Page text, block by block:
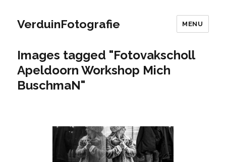
VerduinFotografie MENU
Images tagged "Fotovakscholl
Apeldoorn Workshop Mich
BuschmaN"